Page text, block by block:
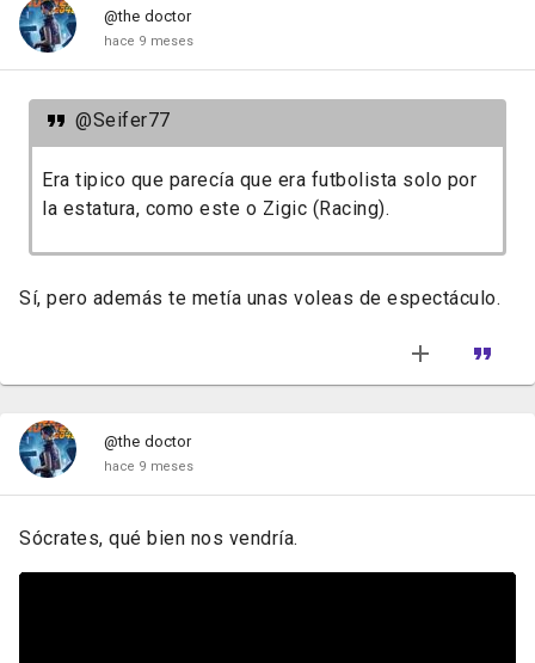
@the doctor
hace 9 meses
@Seifer77
Era tipico que parecía que era futbolista solo por
la estatura, como este o Zigic (Racing).
Sí, pero además te metía unas voleas de espectáculo.
@the doctor
hace 9 meses
Sócrates, qué bien nos vendría.